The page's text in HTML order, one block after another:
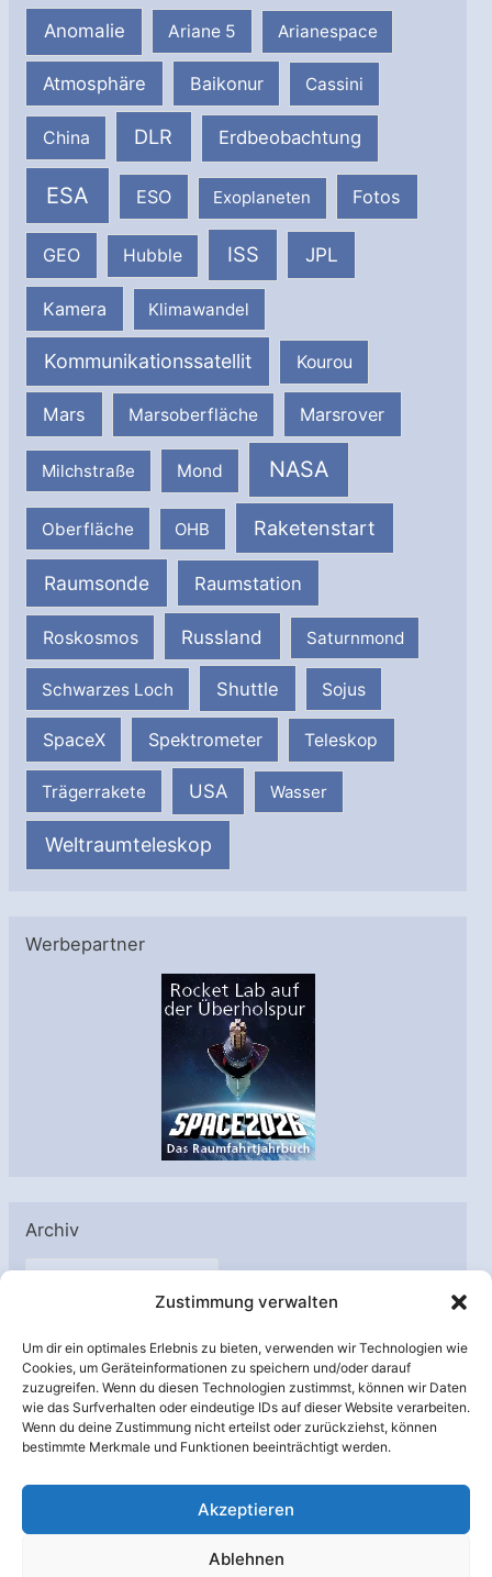
Zustimmung verwalten
Um dir ein optimales Erlebnis zu bieten, verwenden wir Technologien wie
Cookies, um Geräteinformationen zu speichern und/oder darauf
zuzugreifen. Wenn du diesen Technologien zustimmst, können wir Daten
wie das Surfverhalten oder eindeutige IDs auf dieser Website verarbeiten.
Wenn du deine Zustimmung nicht erteilst oder zurückziehst, können
bestimmte Merkmale und Funktionen beeinträchtigt werden.
Akzeptieren
Ablehnen
Anomalie Ariane 5 Arianespace
Atmosphäre Baikonur Cassini
China DLR Erdbeobachtung
ESA ESO Exoplaneten Fotos
GEO Hubble ISS JPL
Kamera Klimawandel
Kommunikationssatellit Kourou
Mars Marsoberfläche Marsrover
Milchstraße Mond NASA
Oberfläche OHB Raketenstart
Raumsonde Raumstation
Roskosmos Russland Saturnmond
Schwarzes Loch Shuttle Sojus
SpaceX Spektrometer Teleskop
Trägerrakete USA Wasser
Weltraumteleskop
Werbepartner
Archiv
A
h
i
v
Unterstützt von: